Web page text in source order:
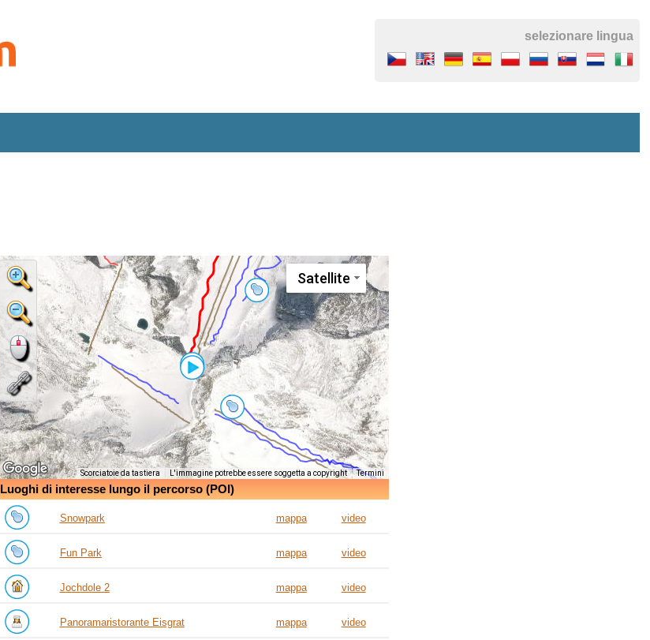
selezionare lingua
Satellite
Scorciatoie da tastiera L'immagine potrebbe essere soggetta a copyright Termini
Luoghi di interesse lungo il percorso (POI)
Snowpark mappa video
Fun Park mappa video
Jochdole 2 mappa video
Panoramaristorante Eisgrat mappa video